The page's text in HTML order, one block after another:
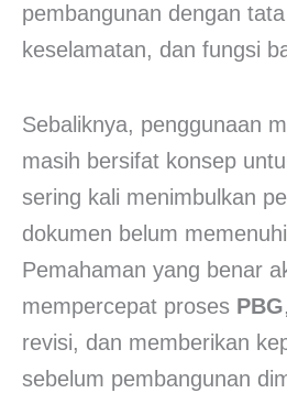
pembangunan dengan
keselamatan, dan fungsi
Sebaliknya, penggunaan
masih bersifat konsep
sering kali menimbulkan
dokumen belum
Pemahaman yang benar
mempercepat proses PBG
revisi, dan memberikan
sebelum pembangunan